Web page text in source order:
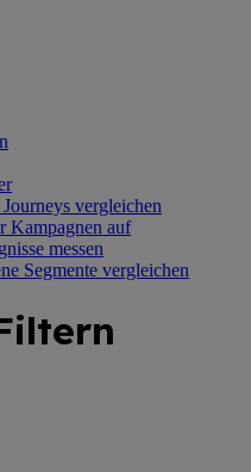
vergleichen
Kampagnen auf
messen
Segmente vergleichen